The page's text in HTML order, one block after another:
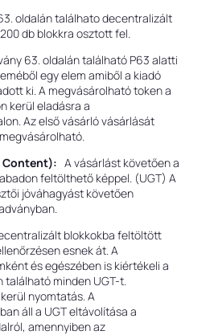
oldalán találhato decentralizált
db blokkra osztott fel.
63. oldalán található P63 alatti
egy elem amiből a kiadó
ki. A megvásárolható token a
kerül eladásra a
Az első vásárló vásárlását
Content): A vásárlást követően a
feltölthető képpel. (UGT) A
jóváhagyást követően
blokkokba feltöltött
esnek át. A
és egészében is kiértékeli a
található minden UGT-t.
nyomtatás. A
áll a UGT eltávolítása a
amennyiben az